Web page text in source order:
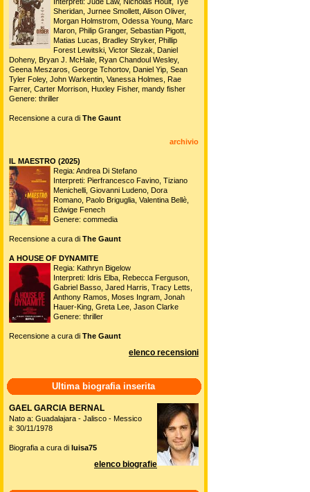
Sheridan, Jurnee Smollett, Alison Oliver,
Morgan Holmstrom, Odessa Young, Marc
Maron, Philip Granger, Sebastian Pigott,
Matias Lucas, Bradley Stryker, Phillip
Forest Lewitski, Victor Slezak, Daniel
Doheny, Bryan J. McHale, Ryan Chandoul Wesley,
Geena Meszaros, George Tchortov, Daniel Yip, Sean
Tyler Foley, John Warkentin, Vanessa Holmes, Rae
Farrer, Carter Morrison, Huxley Fisher, mandy fisher
Genere: thriller
Recensione a cura di The Gaunt
archivio
IL MAESTRO (2025)
Regia: Andrea Di Stefano
Interpreti: Pierfrancesco Favino, Tiziano
Menichelli, Giovanni Ludeno, Dora
Romano, Paolo Briguglia, Valentina Bellè,
Edwige Fenech
Genere: commedia
Recensione a cura di The Gaunt
A HOUSE OF DYNAMITE
Regia: Kathryn Bigelow
Interpreti: Idris Elba, Rebecca Ferguson,
Gabriel Basso, Jared Harris, Tracy Letts,
Anthony Ramos, Moses Ingram, Jonah
Hauer-King, Greta Lee, Jason Clarke
Genere: thriller
Recensione a cura di The Gaunt
elenco recensioni
Ultima biografia inserita
GAEL GARCIA BERNAL
Nato a: Guadalajara - Jalisco - Messico
il: 30/11/1978
Biografia a cura di luisa75
elenco biografie